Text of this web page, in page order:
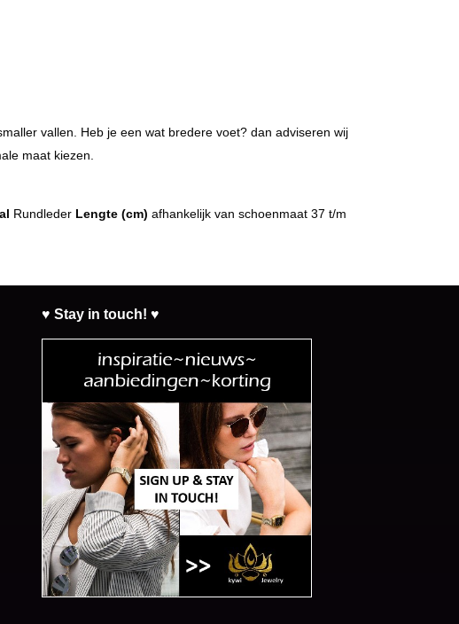
vallen. Heb je een wat bredere voet? dan adviseren wij
maat kiezen.
Rundleder Lengte (cm) afhankelijk van schoenmaat 37 t/m
♥ Stay in touch! ♥